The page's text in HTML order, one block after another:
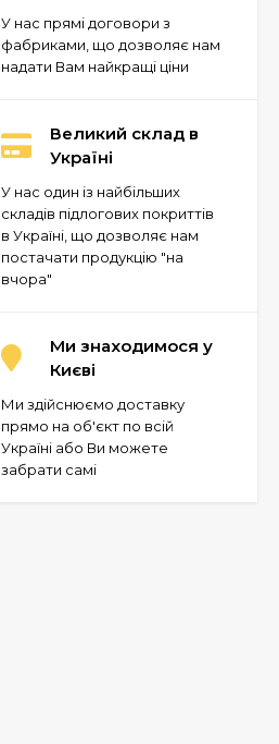
У нас прямі договори з
фабриками, що дозволяє нам
надати Вам найкращі ціни
Великий склад в
Україні
У нас один із найбільших
складів підлогових покриттів
в Україні, що дозволяє нам
постачати продукцію "на
вчора"
Ми знаходимося у
Києві
Ми здійснюємо доставку
прямо на об'єкт по всій
Україні або Ви можете
забрати самі